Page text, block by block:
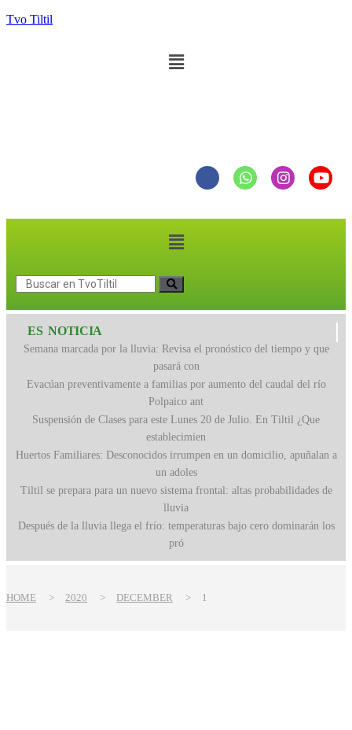
Tvo Tiltil
ES NOTICIA
Semana marcada por la lluvia: Revisa el pronóstico del tiempo y que
pasará con
Evacúan preventivamente a familias por aumento del caudal del río
Polpaico ant
Suspensión de Clases para este Lunes 20 de Julio. En Tiltil ¿Que
establecimien
Huertos Familiares: Desconocidos irrumpen en un domicilio, apuñalan a
un adoles
Tiltil se prepara para un nuevo sistema frontal: altas probabilidades de
lluvia
Después de la lluvia llega el frío: temperaturas bajo cero dominarán los
pró
HOME > 2020 > DECEMBER > 1